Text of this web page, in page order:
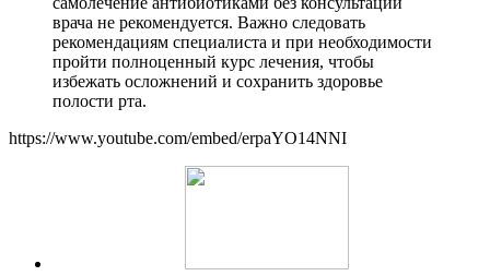
врача не рекомендуется. Важно следовать
рекомендациям специалиста и при необходимости
пройти полноценный курс лечения, чтобы
избежать осложнений и сохранить здоровье
полости рта.
https://www.youtube.com/embed/erpaYO14NNI